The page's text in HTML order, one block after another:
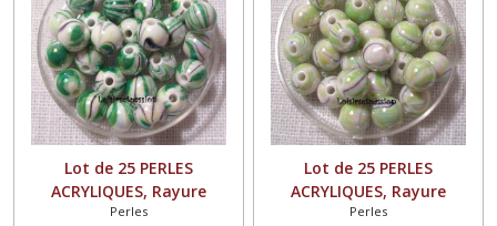
Lot de 25 PERLES
ACRYLIQUES, Rayure
marbré, VERT ** 8 mm **
Perles
Lot de 25 PERLES
ACRYLIQUES, Rayure
marbré, VERT PASTEL ** 8
Perles